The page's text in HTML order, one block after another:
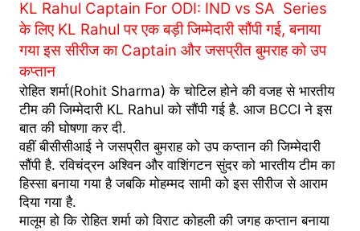
KL Rahul Captain For ODI: IND vs SA Series
के लिए KL Rahul पर एक बड़ी जिम्मेदारी सौंपी गई, बनाया
गया इस सीरीज का Captain और जसप्रीत बुमराह को उप
कप्तान
रोहित शर्मा(Rohit Sharma) के चोटिल होने की वजह से भारतीय
टीम की जिम्मेदारी KL Rahul को सौंपी गई है. आज BCCI ने इस
बात की घोषणा कर दी.
वहीं बीसीसीआई ने जसप्रीत बुमराह को उप कप्तान की जिम्मेदारी
सौंपी है. रविचंद्रन अश्विन और वाशिंगटन सुंदर को भारतीय टीम का
हिस्सा बनाया गया है जबकि मोहम्मद सामी को इस सीरीज से आराम
दिया गया है.
मालूम हो कि रोहित शर्मा को विराट कोहली की जगह कप्तान बनाया